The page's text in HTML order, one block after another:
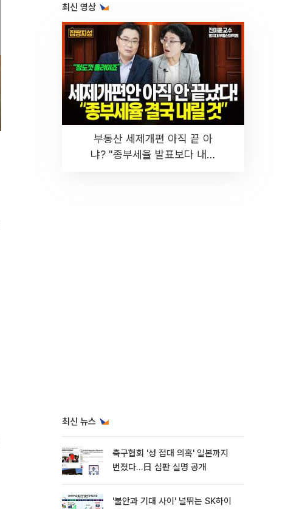
최신 영상
부동산 세제개편 아직 끝 아
냐? "종부세율 발표보다 내릴
최신 뉴스
축구협회 '성 접대 의혹' 일본까지
번졌다…日 심판 실명 공개
'불안과 기대 사이' 널뛰는 SK하이